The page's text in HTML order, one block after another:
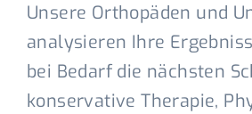
Unsere Orthopäden und
analysieren Ihre
bei Bedarf die nächsten
konservative Therapie,